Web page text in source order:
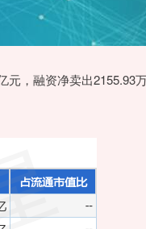
元，融资净卖出2155.93